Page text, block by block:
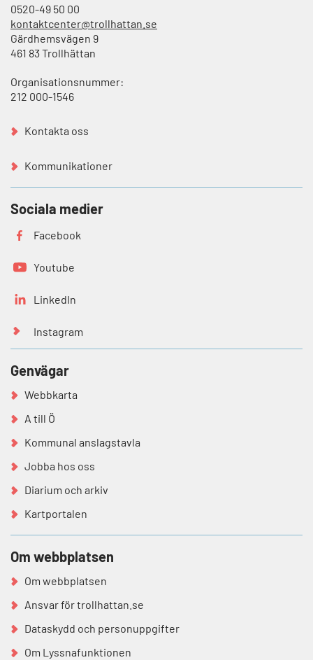
0520-49 50 00
kontaktcenter@trollhattan.se
Gärdhemsvägen 9
461 83 Trollhättan
Organisationsnummer:
212 000-1546
Kontakta oss
Kommunikationer
Sociala medier
Facebook
Youtube
LinkedIn
Instagram
Genvägar
Webbkarta
A till Ö
Kommunal anslagstavla
Jobba hos oss
Diarium och arkiv
Kartportalen
Om webbplatsen
Om webbplatsen
Ansvar för trollhattan.se
Dataskydd och personuppgifter
Om Lyssnafunktionen